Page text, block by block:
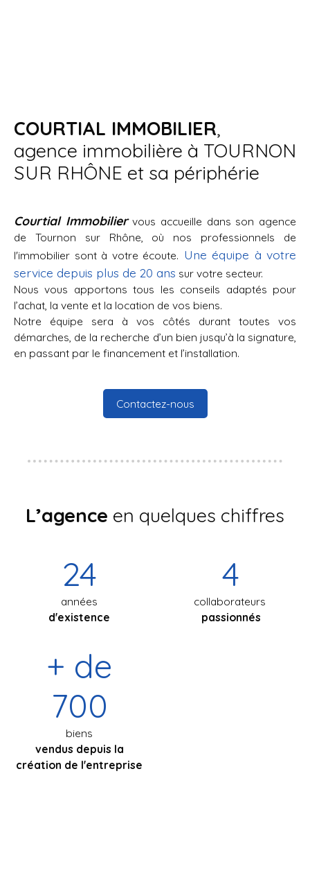
COURTIAL IMMOBILIER,
agence immobilière à TOURNON
SUR RHÔNE et sa périphérie
Courtial Immobiliervous accueille dans son agence
de Tournon sur Rhône, où nos professionnels de
l'immobilier sont à votre écoute. Une équipe à votre
service depuis plus de 20 ans sur votre secteur.
Nous vous apportons tous les conseils adaptés pour
l’achat, la vente et la location de vos biens.
Notre équipe sera à vos côtés durant toutes vos
démarches, de la recherche d’un bien jusqu’à la signature,
en passant par le financement et l’installation.
Contactez-nous
L’agence en quelques chiffres
24
années
d'existence
4
collaborateurs
passionnés
+ de
700
biens
vendus depuis la
création de l'entreprise